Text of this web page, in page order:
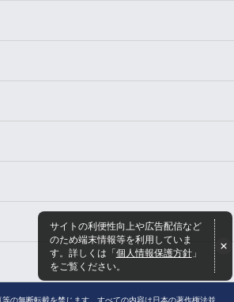
サイトの利便性向上や広告配信など
のため端末情報等を利用していま
す。詳しくは「個人情報保護方針」
をご覧ください。
の無断転載を禁じます。すべての内容は日本の著作権法並